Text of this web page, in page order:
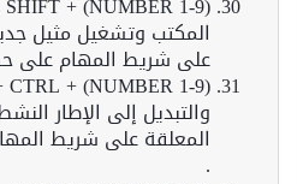
المكتب وتشغيل مثيل
على شريط المهام على
والتبديل إلى الإطار
المعلقة على شريط
.